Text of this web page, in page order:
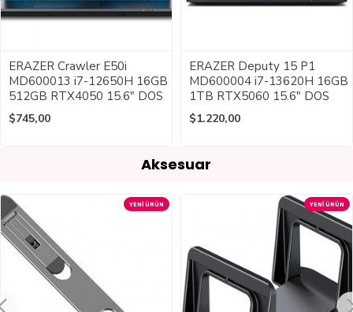
ERAZER Crawler E50i
MD600013 i7-12650H 16GB
512GB RTX4050 15.6" DOS
$745,00
ERAZER Deputy 15 P1
MD600004 i7-13620H 16GB
1TB RTX5060 15.6" DOS
$1.220,00
Aksesuar
YENI ÜRÜN YENI ÜRÜN